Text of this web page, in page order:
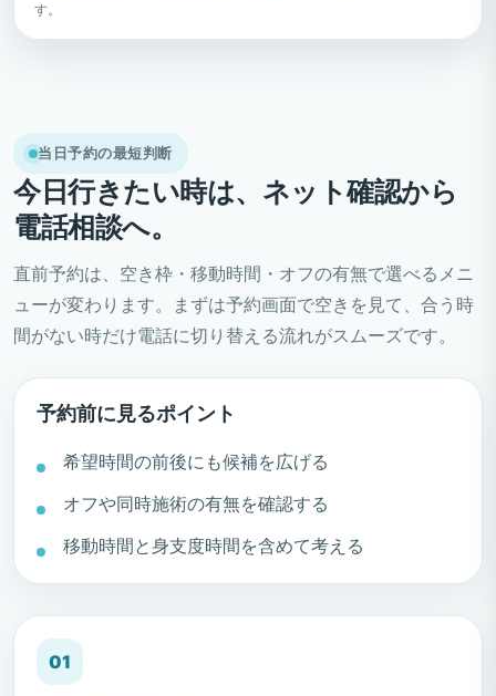
す。
当日予約の最短判断
今日行きたい時は、ネット確認から
電話相談へ。
直前予約は、空き枠・移動時間・オフの有無で選べるメニ
ューが変わります。まずは予約画面で空きを見て、合う時
間がない時だけ電話に切り替える流れがスムーズです。
予約前に見るポイント
希望時間の前後にも候補を広げる
オフや同時施術の有無を確認する
移動時間と身支度時間を含めて考える
01